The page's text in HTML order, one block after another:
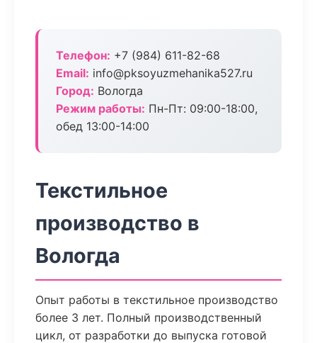
Телефон: +7 (984) 611-82-68
Email: info@pksoyuzmehanika527.ru
Город: Вологда
Режим работы: Пн-Пт: 09:00-18:00,
обед 13:00-14:00
Текстильное
производство в
Вологда
Опыт работы в текстильное производство
более 3 лет. Полный производственный
цикл, от разработки до выпуска готовой